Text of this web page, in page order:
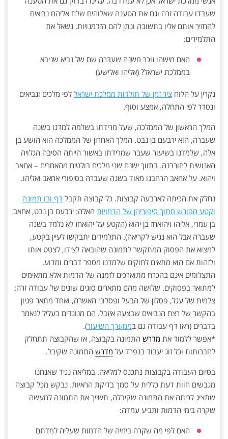
שעבדו עבודה זרה וגם את הטענה שאלוהים שלח אליהם נביאים
להחזיר אותם אליו בתשובה ונתן להם הזדמנויות. נשאל את
התלמידים:
האם מישהו זוכר משנה שעברה שם של נביא שניבא
בממלכת ישראל? (אליהו ואלישע)
נקרין על הלוח ציר זמן של תולדות ממלכת ישראל לפי מלכים ונביאים
ונסדר לפי התחלה, אמצע וסוף.
המלך הראשון של הממלכה, שעל מרידתו בשלמה למדנו בשנה
שעברה, הוא ירבעם בן נבט. המלך האחרון של הממלכה הוא הושע בן
אלה, שלמדנו בשיעור שעבר שמרידתו באשור הייתה הסיבה הגלויה
האנושית לחורבנה. בתווך ישנם שני מלכים בולטים מהאחרים – אחאב
ויהוא. על אחאב הרחבנו מאוד בשנה שעברה בסיפורי אחאב ואליהו.
נחלק את הכיתה לארבעה קבוצות. כל קבוצה תקבל דף ובו תמונה
וקטע מפורש מתוך סיפוריהן של הדמויות האלה: ירבעם בן נבט, אחאב
בן עמרי, אליהו ויהואחז בן יהוא (הקטע על יהואחז לא נלמד בשנה
שעברה אבל הוא נגיש לקריאה). התלמידים יתבקשו לעיין בקטע,
למצוא את הפסוק המתקשר לתמונה שהובאה לצידו, לצטט אותו
ולזהות אם הוא מתאים לחוקים שלמדנו מספר דברים ומדוע.
התצלומים אינם בהכרח מתוארכים לזמנה של הדמות אלא מתאימים
למתואר בפסוקים. שלושה מהם מתארים סוגים שונים של עבודה זרה:
צלמית של עגל, פסלון של הבעל ופסלוני האשרה, ואחד מתאר פגיון
בהקשר של רצח הנביאים שבצעה איזבל. הם מנוגדים בעליל לנאמר
בדברים (ראו דף עבודה גם בממערך השיעור).
*אפשר ללמוד את מדרש התמונה בקבוצה, או שהקבוצה תתחלק
לחברותות וכל זוג יעבוד בנפרד על מדרש התמונה שקיבל.
בסיום העבודה בקבוצות נתכנס למליאה. במליאה נגיד שאנחנו
מגבשים חוות דעת כללית על סמך בדיקת הראיות. נבקש מכל קבוצה
שתציג לכיתה את התמונה שקיבלה, תשייך את התמונה למעשה
שקרה בימי הדמות ותביע עמדה:
האם לפי מה שקרה בימיה של הדמות שעליה למדתם